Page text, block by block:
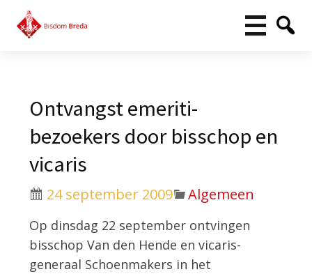
Ontvangst emeriti-
bezoekers door bisschop en
vicaris
24 september 2009 Algemeen
Op dinsdag 22 september ontvingen
bisschop Van den Hende en vicaris-
generaal Schoenmakers in het